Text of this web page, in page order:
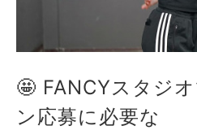
🤩 FANCYスタジ
ン応募に必要な